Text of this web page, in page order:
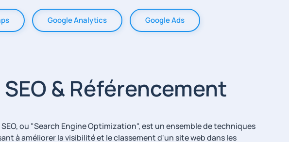
Google Analytics Google Ads
SEO & Référencement
SEO, ou "Search Engine Optimization", est un ensemble de techniques
à améliorer la visibilité et le classement d'un site web dans les